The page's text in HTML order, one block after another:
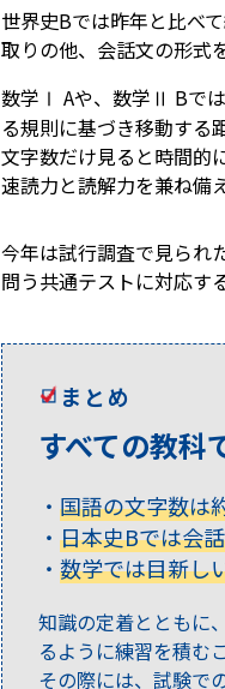
世界史Bでは昨年と比べ
取りの他、会話文の形式
数学Ⅰ Aや、数学Ⅱ Bでは
る規則に基づき移動する
文字数だけ見ると時間的
速読力と読解力を兼ね備
今年は試行調査で見られ
問う共通テストに対応す
まとめ
すべての教科
国語の文字数は
日本史Bでは会
数学では目新し
知識の定着とともに
るように練習を積む
その際には、試験で